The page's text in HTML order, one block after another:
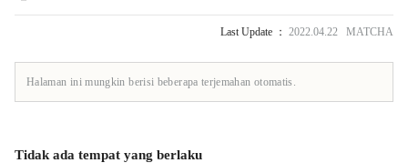
Last Update ： 2022.04.22 MATCHA
Halaman ini mungkin berisi beberapa terjemahan otomatis.
Tidak ada tempat yang berlaku